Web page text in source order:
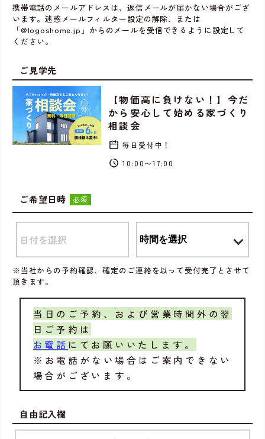
携帯電話のメールアドレスは、返信メールが届かない場合がござ
います。迷惑メールフィルター設定の解除、または
「@logoshome.jp」からのメールを受信できるように設定して
ください。
ご見学先
【物価高に負けない！】今だ
から安心して始める家づくり
相談会
毎日受付中！
10:00〜17:00
ご希望日時 必須
※当社からの予約確認、確定のご連絡を以って受付完了とさせて
頂きます。
当日のご予約、および営業時間外の翌
日ご予約は
お電話 にてお願いいたします。
※お電話がない場合はご案内できない
場合がございます。
自由記入欄